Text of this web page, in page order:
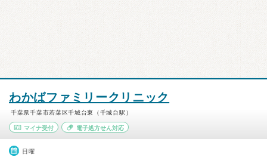
わかばファミリークリニック
千葉県千葉市若葉区千城台東（千城台駅）
マイナ受付 電子処方せん対応
日曜